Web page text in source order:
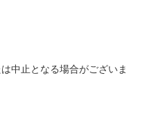
中止となる場合がございま